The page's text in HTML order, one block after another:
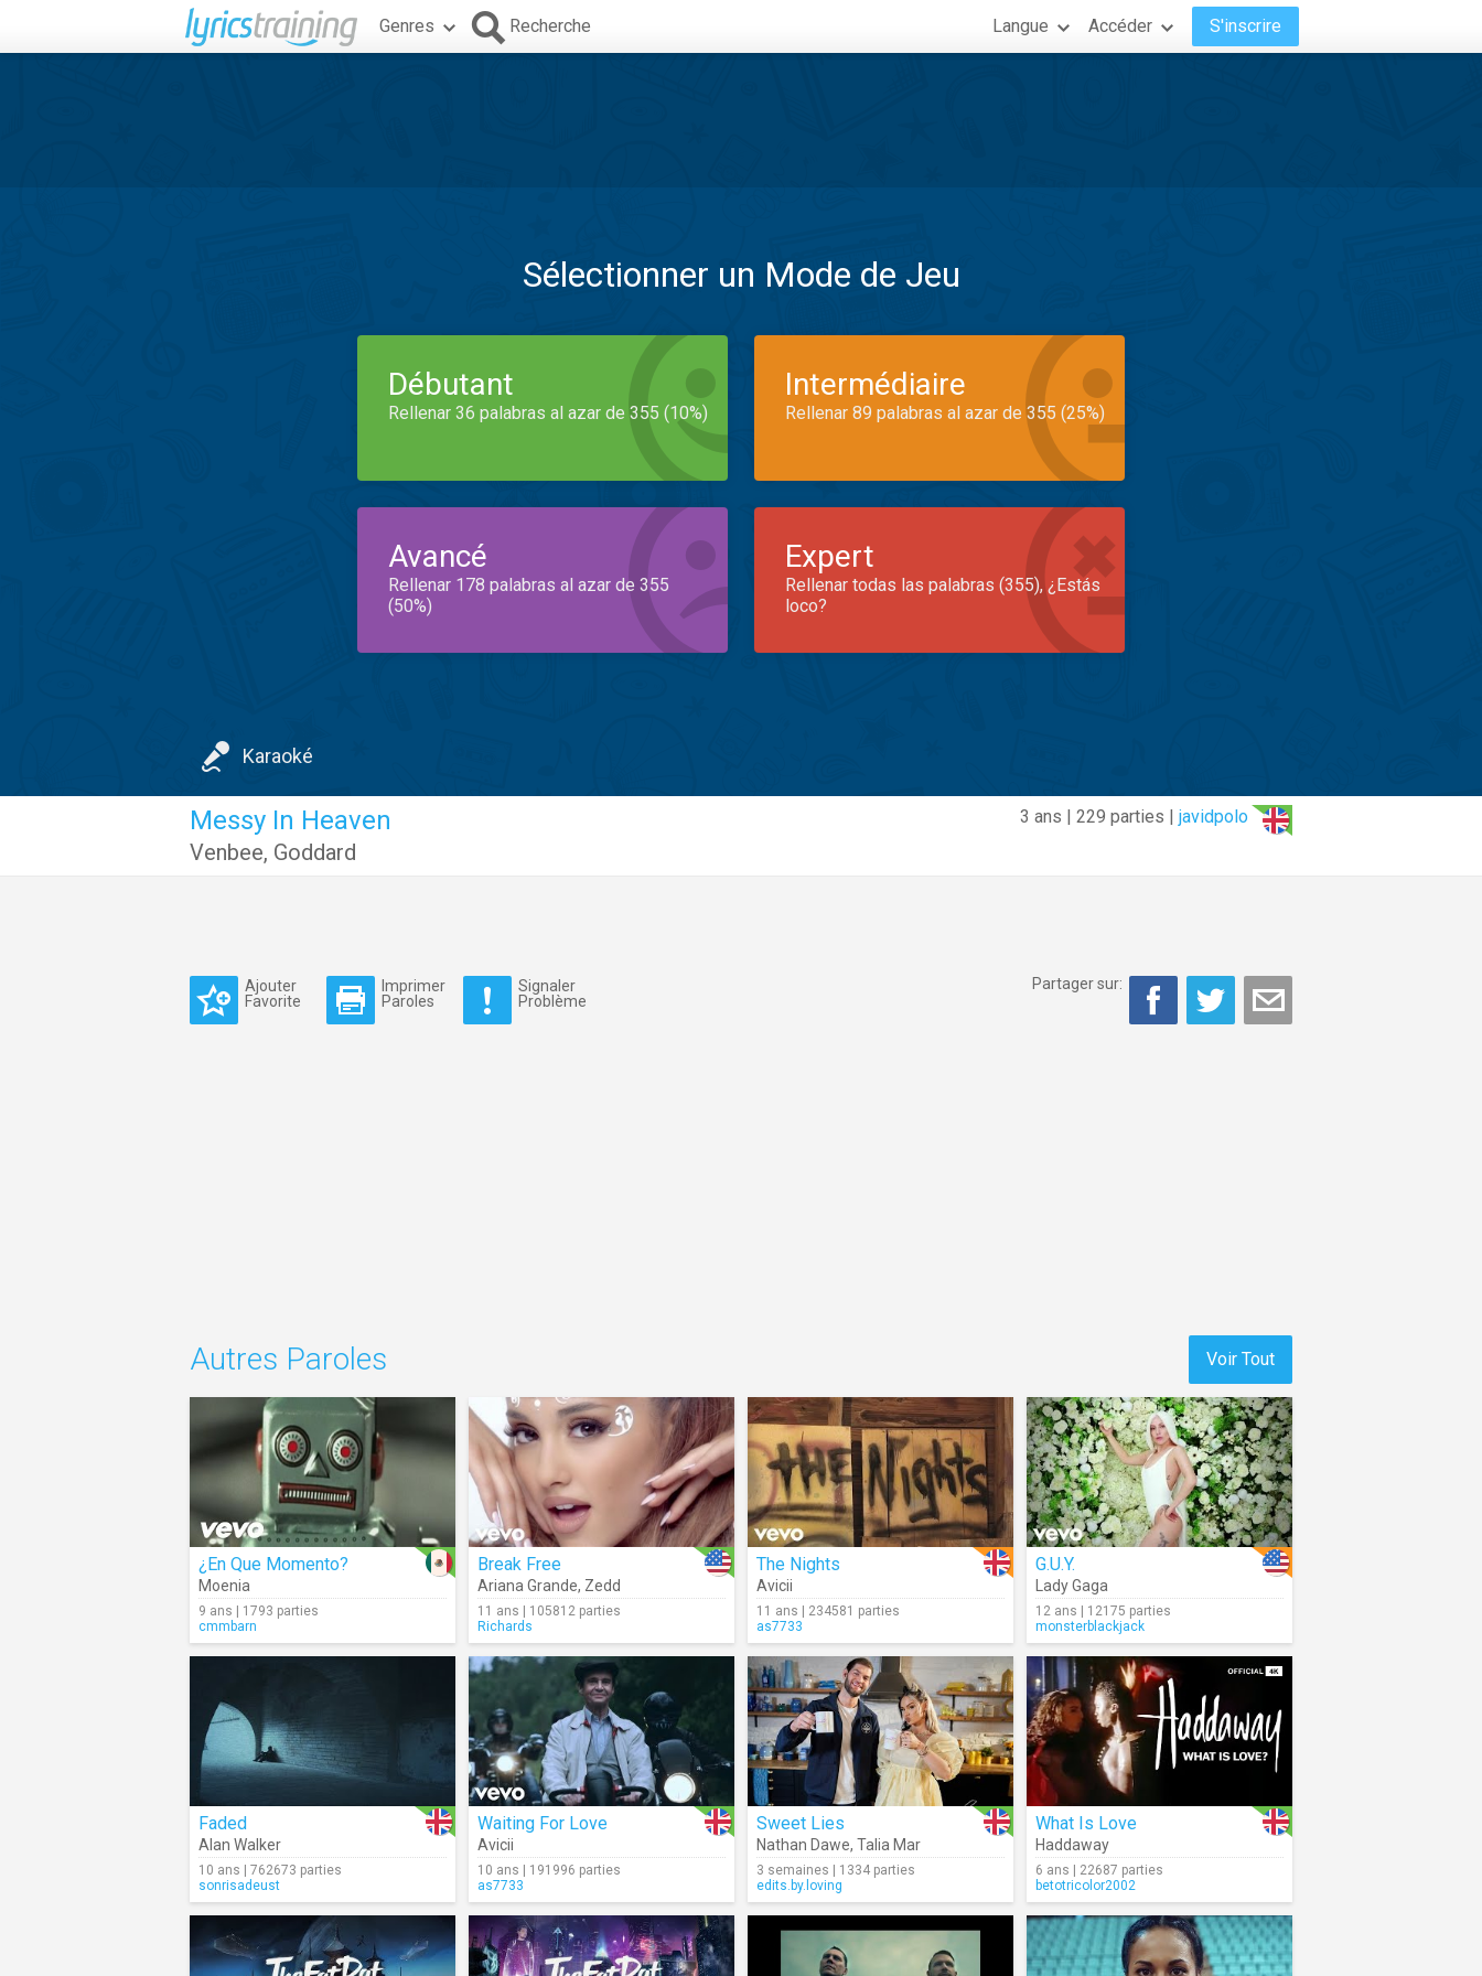
Genres Recherche Langue Accéder S'inscrire
Sélectionner un Mode de Jeu
Débutant
Rellenar 36 palabras al azar de 355 (10%)
Intermédiaire
Rellenar 89 palabras al azar de 355 (25%)
Avancé
Rellenar 178 palabras al azar de 355
(50%)
Expert
Rellenar todas las palabras (355), ¿Estás
loco?
Karaoké
3 ans | 229 parties | javidpolo
Messy In Heaven
Venbee, Goddard
Ajouter
Favorite
Imprimer
Paroles
Signaler
Problème
Partager sur:
Voir Tout
Autres Paroles
¿En Que Momento?
Moenia
9 ans | 1793 parties
cmmbarn
Break Free
Ariana Grande, Zedd
11 ans | 105812 parties
Richards
The Nights
Avicii
11 ans | 234581 parties
as7733
G.U.Y.
Lady Gaga
12 ans | 12175 parties
monsterblackjack
Faded
Alan Walker
10 ans | 762673 parties
sonrisadeust
Waiting For Love
Avicii
10 ans | 191996 parties
as7733
Sweet Lies
Nathan Dawe, Talia Mar
3 semaines | 1334 parties
edits.by.loving
What Is Love
Haddaway
6 ans | 22687 parties
betotricolor2002